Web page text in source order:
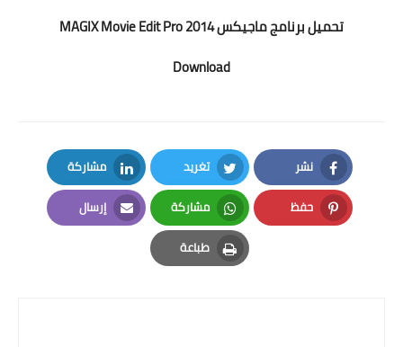
تحميل برنامج ماجيكس MAGIX Movie Edit Pro 2014
Download
نشر
Facebook
تغريد
Twitter
مشاركة
LinkedIn
حفظ
Pinterest
مشاركة
Whatsapp
إرسال
Email
طباعة
Print